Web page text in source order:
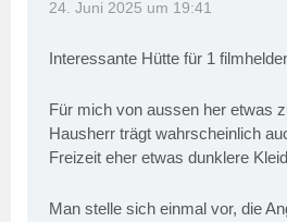
24. Juni 2025 um 19:41
Interessante Hütte für 1
Für mich von aussen her etwas
Hausherr trägt wahrscheinlich
Freizeit eher etwas dunklere
Man stelle sich einmal vor, die